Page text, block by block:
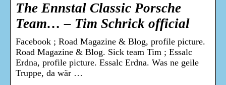
The Ennstal Classic Porsche
Team… – Tim Schrick official
Facebook ; Road Magazine & Blog, profile picture.
Road Magazine & Blog. Sick team Tim ; Essalc
Erdna, profile picture. Essalc Erdna. Was ne geile
Truppe, da wär …